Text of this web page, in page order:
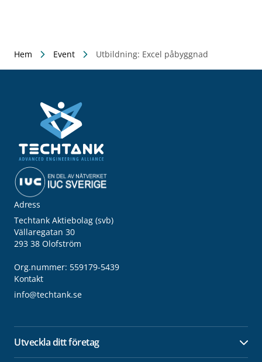
Hem Event Utbildning: Excel påbyggnad
Adress
Techtank Aktiebolag (svb)
Vällaregatan 30
293 38 Olofström
Org.nummer: 559179-5439
Kontakt
info@techtank.se
Utveckla ditt företag